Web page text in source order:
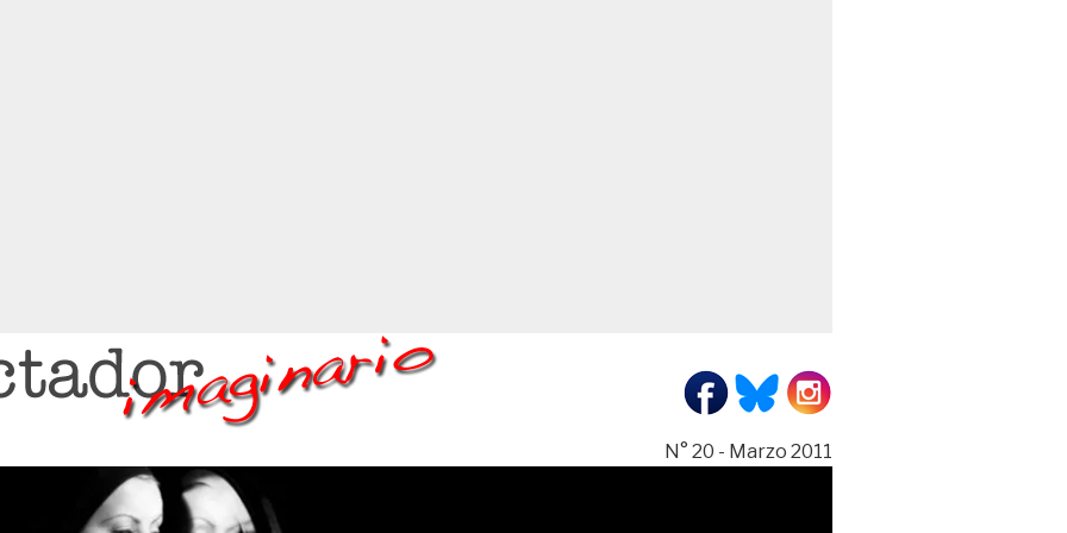
N° 20 - Marzo 2011